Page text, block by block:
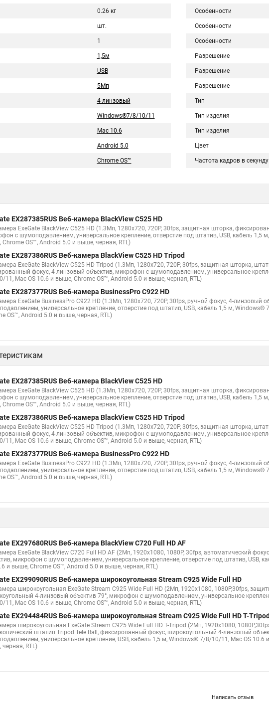
0.26 кг
шт.
1
1,5м
USB
5Мп
4-линзовый
Windows®7/8/10/11
Mac 10.6
Android 5.0
Chrome OS™
Особенности
Особенности
Особенности
Разрешение
Разрешение
Разрешение
Тип
Тип изделия
Тип изделия
Цвет
Частота кадров в секунду
EX287385RUS Веб-камера BlackView C525 HD
ExeGate BlackView C525 HD (1.3Мп, 1280х720, 720P, 30fps, защитная шторка,
с шумоподавлением, универсальное крепление, отверстие под штатив, USB, кабель 1,5
OS™, Android 5.0 и выше, черная, RTL)
EX287386RUS Веб-камера BlackView C525 HD Tripod
ExeGate BlackView C525 HD Tripod (1.3Мп, 1280х720, 720P, 30fps, защитная шторка,
фокус, 4-линзовый объектив, микрофон с шумоподавлением, универсальное
11, Mac OS 10.6 и выше, Chrome OS™, Android 5.0 и выше, черная, RTL)
EX287377RUS Веб-камера BusinessPro C922 HD
ExeGate BusinessPro C922 HD (1.3Мп, 1280х720, 720P, 30fps, ручной фокус, 4-линзовый
универсальное крепление, отверстие под штатив, USB, кабель 1,5 м,
OS™, Android 5.0 и выше, черная, RTL)
EX287385RUS Веб-камера BlackView C525 HD
ExeGate BlackView C525 HD (1.3Мп, 1280х720, 720P, 30fps, защитная шторка,
с шумоподавлением, универсальное крепление, отверстие под штатив, USB, кабель 1,5
OS™, Android 5.0 и выше, черная, RTL)
EX287386RUS Веб-камера BlackView C525 HD Tripod
ExeGate BlackView C525 HD Tripod (1.3Мп, 1280х720, 720P, 30fps, защитная шторка,
фокус, 4-линзовый объектив, микрофон с шумоподавлением, универсальное
11, Mac OS 10.6 и выше, Chrome OS™, Android 5.0 и выше, черная, RTL)
EX287377RUS Веб-камера BusinessPro C922 HD
ExeGate BusinessPro C922 HD (1.3Мп, 1280х720, 720P, 30fps, ручной фокус, 4-линзовый
универсальное крепление, отверстие под штатив, USB, кабель 1,5 м,
OS™, Android 5.0 и выше, черная, RTL)
EX297680RUS Веб-камера BlackView C720 Full HD AF
ExeGate BlackView C720 Full HD AF (2Мп, 1920х1080, 1080P, 30fps, автоматический
микрофон с шумоподавлением, универсальное крепление, отверстие под штатив, USB,
и выше, Chrome OS™, Android 5.0 и выше, черная, RTL)
EX299090RUS Веб-камера широкоугольная Stream C925 Wide Full HD
широкоугольная ExeGate Stream C925 Wide Full HD (2Мп, 1920х1080, 1080P,30fps,
4-линзовый объектив 79°, микрофон с шумоподавлением, универсальное
11, Mac OS 10.6 и выше, Chrome OS™, Android 5.0 и выше, черная, RTL)
EX294484RUS Веб-камера широкоугольная Stream C925 Wide Full HD T-Tripod
широкоугольная ExeGate Stream C925 Wide Full HD T-Tripod (2Мп, 1920х1080,
штатив Tripod Tele Ball, фиксированный фокус, широкоугольный 4-линзовый
универсальное крепление, USB, кабель 1,5 м, Windows® 7/8/10/11, Mac OS 10.6
RTL)
Написать отзыв